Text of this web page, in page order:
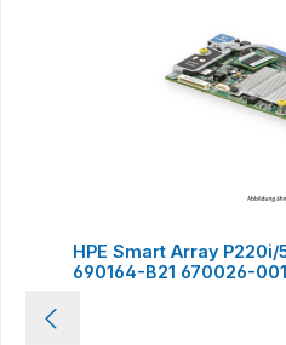
HPE Smart Array P220i/
690164-B21 670026-